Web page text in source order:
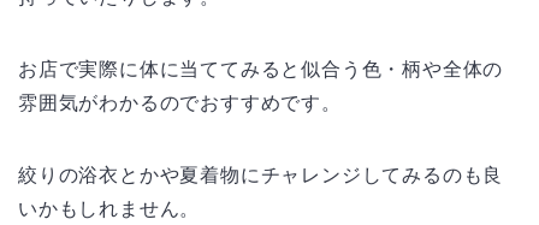
お店で実際に体に当ててみると似合う色・柄や全体の
雰囲気がわかるのでおすすめです。
絞りの浴衣とかや夏着物にチャレンジしてみるのも良
いかもしれません。